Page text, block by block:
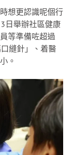
想更認識呢個行
日舉辦社區健康
等準備咗超過
縫針」、着醫
。